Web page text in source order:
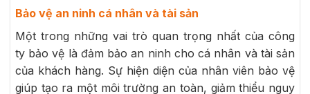
Bảo vệ an ninh cá nhân và tài sản
Một trong những vai trò quan trọng nhất của công
ty bảo vệ là đảm bảo an ninh cho cá nhân và tài sản
của khách hàng. Sự hiện diện của nhân viên bảo vệ
giúp tạo ra một môi trường an toàn, giảm thiểu nguy